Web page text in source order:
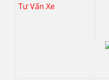
Tư Vấn Xe